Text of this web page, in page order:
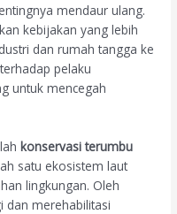
mendaur ulang.
kebijakan yang lebih
dan rumah tangga ke
pelaku
untuk mencegah
konservasi terumbu
satu ekosistem laut
lingkungan. Oleh
dan merehabilitasi